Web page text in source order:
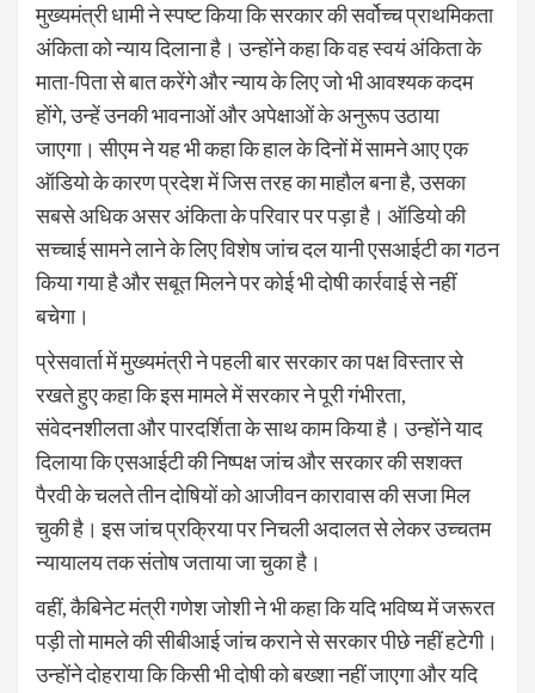
मुख्यमंत्री धामी ने स्पष्ट किया कि सरकार की सर्वोच्च प्राथमिकता
अंकिता को न्याय दिलाना है। उन्होंने कहा कि वह स्वयं अंकिता के
माता-पिता से बात करेंगे और न्याय के लिए जो भी आवश्यक कदम
होंगे, उन्हें उनकी भावनाओं और अपेक्षाओं के अनुरूप उठाया
जाएगा। सीएम ने यह भी कहा कि हाल के दिनों में सामने आए एक
ऑडियो के कारण प्रदेश में जिस तरह का माहौल बना है, उसका
सबसे अधिक असर अंकिता के परिवार पर पड़ा है। ऑडियो की
सच्चाई सामने लाने के लिए विशेष जांच दल यानी एसआईटी का गठन
किया गया है और सबूत मिलने पर कोई भी दोषी कार्रवाई से नहीं
बचेगा।
प्रेसवार्ता में मुख्यमंत्री ने पहली बार सरकार का पक्ष विस्तार से
रखते हुए कहा कि इस मामले में सरकार ने पूरी गंभीरता,
संवेदनशीलता और पारदर्शिता के साथ काम किया है। उन्होंने याद
दिलाया कि एसआईटी की निष्पक्ष जांच और सरकार की सशक्त
पैरवी के चलते तीन दोषियों को आजीवन कारावास की सजा मिल
चुकी है। इस जांच प्रक्रिया पर निचली अदालत से लेकर उच्चतम
न्यायालय तक संतोष जताया जा चुका है।
वहीं, कैबिनेट मंत्री गणेश जोशी ने भी कहा कि यदि भविष्य में जरूरत
पड़ी तो मामले की सीबीआई जांच कराने से सरकार पीछे नहीं हटेगी।
उन्होंने दोहराया कि किसी भी दोषी को बख्शा नहीं जाएगा और यदि